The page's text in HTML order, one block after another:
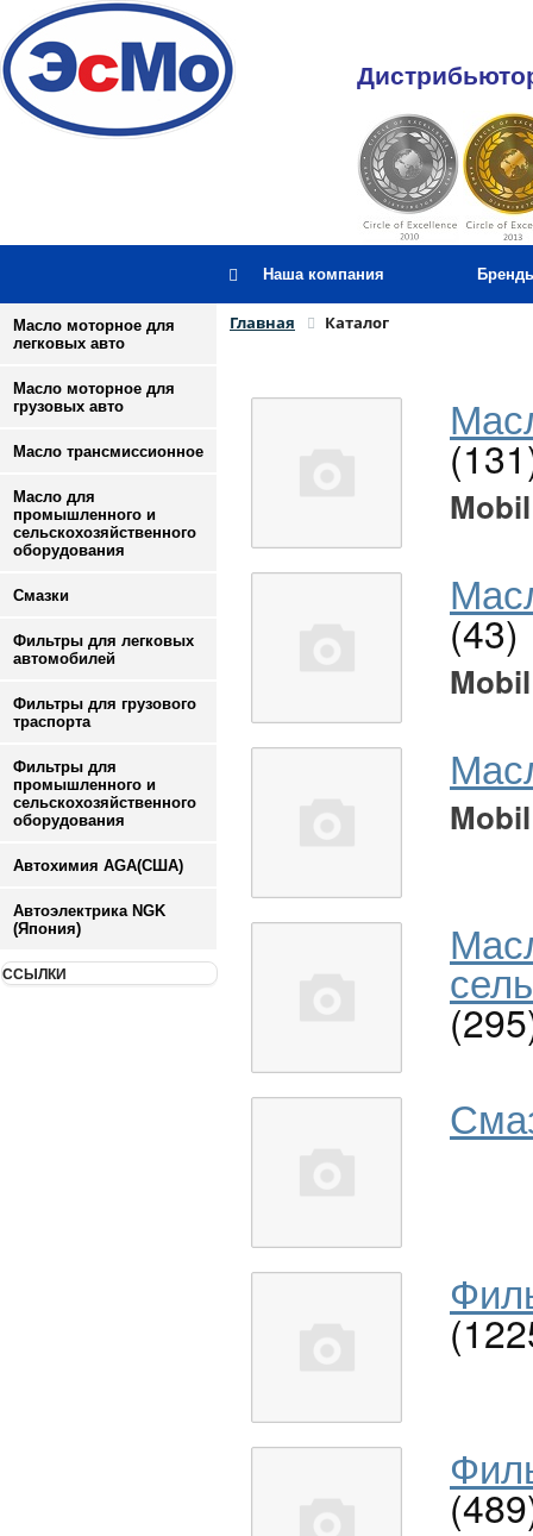
Наша компания
Масло моторное для
легковых авто
Масло моторное для
грузовых авто
Масло трансмиссионное
Масло для
промышленного и
сельскохозяйственного
оборудования
Смазки
Фильтры для легковых
автомобилей
Фильтры для грузового
траспорта
Фильтры для
промышленного и
сельскохозяйственного
оборудования
Автохимия AGA(США)
Автоэлектрика NGK
(Япония)
ССЫЛКИ
Главная Каталог
Mobil
(43)
Mobil
Mobil